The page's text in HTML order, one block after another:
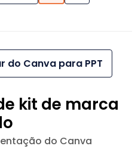
do Canva para PPT
kit de marca
do Canva